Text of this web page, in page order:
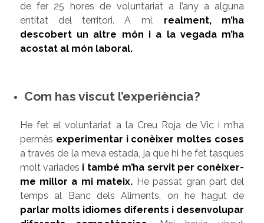
de fer 25 hores de voluntariat a l’any a alguna
entitat del territori. A mi, realment, m’ha
descobert un altre món i a la vegada m’ha
acostat al món laboral.
Com has viscut l’experiència?
He fet el voluntariat a la Creu Roja de Vic i m’ha
permès experimentar i conèixer moltes coses
a través de la meva estada, ja que hi he fet tasques
molt variades i també m’ha servit per conèixer-
me millor a mi mateix. He passat gran part del
temps al Banc dels Aliments, on he hagut de
parlar molts idiomes diferents i desenvolupar